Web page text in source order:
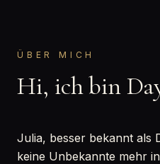
ÜBER MICH
Hi, ich bin
Julia, besser bekannt als
keine Unbekannte mehr